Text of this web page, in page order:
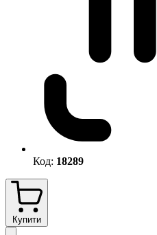
Код: 18289
Купити